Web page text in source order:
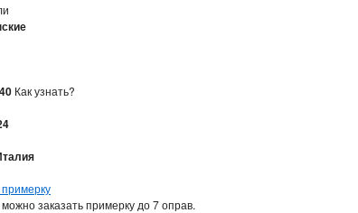
Как узнать?
примерку
заказать примерку до 7 оправ.